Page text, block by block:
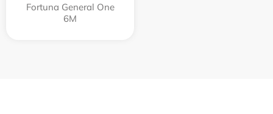
Fortuna General One
6M